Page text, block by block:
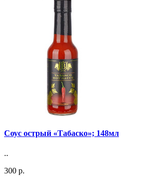
Соус острый «Табаско»; 148мл
..
300 р.